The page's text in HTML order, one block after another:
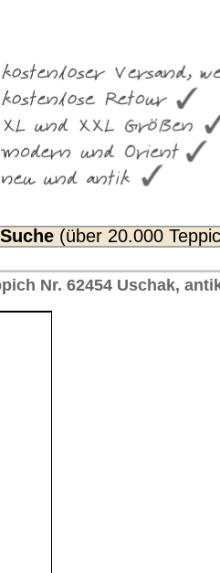
Fragen? FAQ...